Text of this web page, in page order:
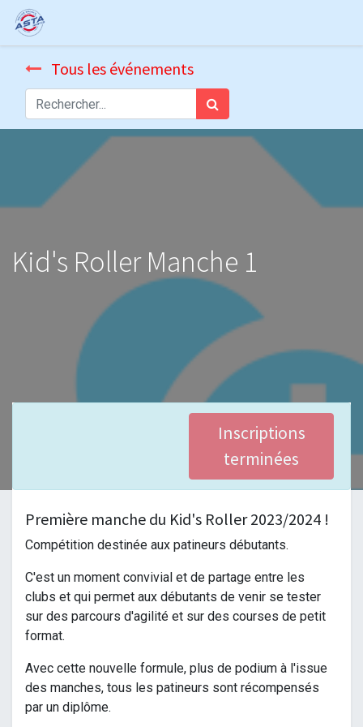
Tous les événements
Kid's Roller Manche 1
Inscriptions
terminées
Première manche du Kid's Roller 2023/2024 !
Compétition destinée aux patineurs débutants.
C'est un moment convivial et de partage entre les
clubs et qui permet aux débutants de venir se tester
sur des parcours d'agilité et sur des courses de petit
format.
Avec cette nouvelle formule, plus de podium à l'issue
des manches, tous les patineurs sont récompensés
par un diplôme.